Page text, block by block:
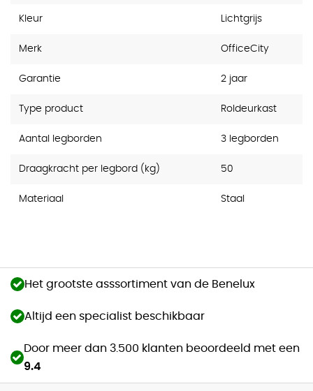
Kleur Lichtgrijs
Merk OfficeCity
Garantie 2 jaar
Type product Roldeurkast
Aantal legborden 3 legborden
Draagkracht per legbord (kg) 50
Materiaal Staal
Het grootste asssortiment van de Benelux
Altijd een specialist beschikbaar
Door meer dan 3.500 klanten beoordeeld met een
9.4